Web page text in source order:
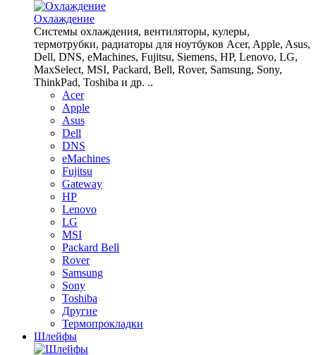
Охлаждение
Системы охлаждения, вентиляторы, кулеры,
термотрубки, радиаторы для ноутбуков Acer, Apple, Asus,
Dell, DNS, eMachines, Fujitsu, Siemens, HP, Lenovo, LG,
MaxSelect, MSI, Packard, Bell, Rover, Samsung, Sony,
ThinkPad, Toshiba и др. ..
Acer
Apple
Asus
Dell
DNS
eMachines
Fujitsu
Gateway
HP
Lenovo
LG
MSI
Packard Bell
Rover
Samsung
Sony
Toshiba
Другие
Термопрокладки
Шлейфы